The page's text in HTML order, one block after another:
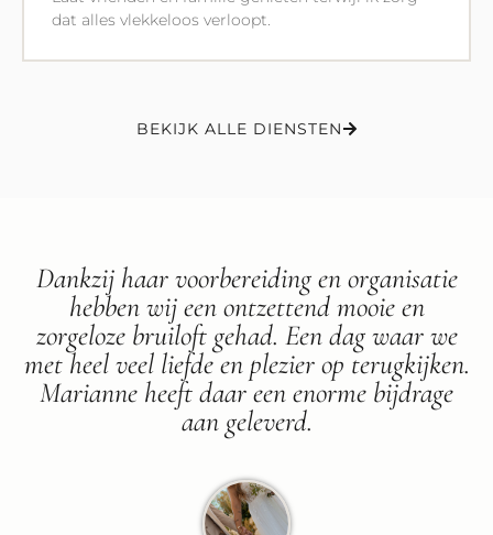
dat alles vlekkeloos verloopt.
BEKIJK ALLE DIENSTEN
Dankzij haar voorbereiding en organisatie
hebben wij een ontzettend mooie en
zorgeloze bruiloft gehad. Een dag waar we
met heel veel liefde en plezier op terugkijken.
Marianne heeft daar een enorme bijdrage
aan geleverd.